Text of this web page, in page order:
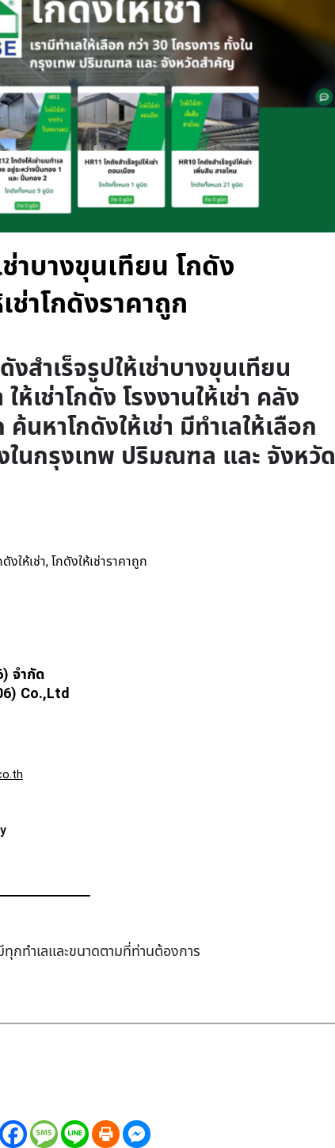
าบางขุนเทียน โกดัง
ช่าโกดังราคาถูก
งสำเร็จรูปให้เช่าบางขุนเทียน
ห้เช่าโกดัง โรงงานให้เช่า คลัง
นหาโกดังให้เช่า มีทำเลให้เลือก
ในกรุงเทพ ปริมณฑล และ จังหวัด
งให้เช่า, โกดังให้เช่าราคาถูก
จำกัด
Co.,Ltd
ทุกทำเล​และขนาดตามที่ท่านต้องการ